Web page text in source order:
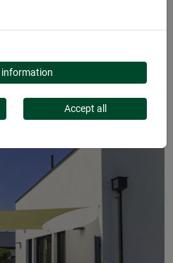
information
Accept all